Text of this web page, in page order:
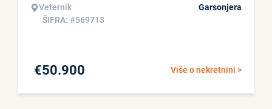
Veternik
ŠIFRA: #569713
Garsonjera
Više o nekretnini >
€50.900